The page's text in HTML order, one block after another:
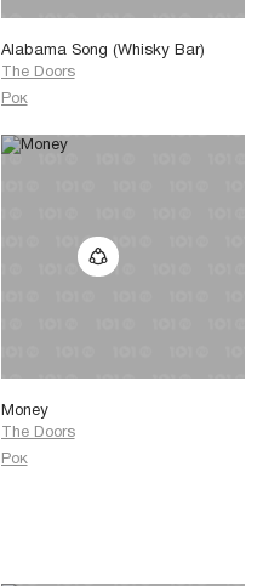
Alabama Song (Whisky Bar)
The Doors
Рок
Money
The Doors
Рок